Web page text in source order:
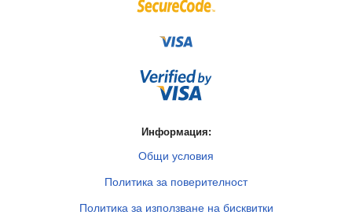
Информация:
Общи условия
Политика за поверителност
Политика за използване на бисквитки